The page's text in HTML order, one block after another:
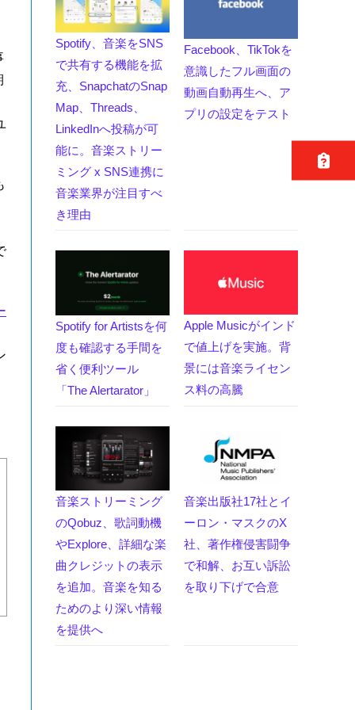
Spotify、音楽をSNS
で共有する機能を拡
充、SnapchatのSnap
Map、Threads、
LinkedInへ投稿が可
能に。音楽ストリー
ミング x SNS連携に
音楽業界が注目すべ
き理由
Facebook、TikTokを
意識したフル画面の
動画自動再生へ、ア
プリの設定をテスト
Spotify for Artistsを何
度も確認する手間を
省く便利ツール
「The Alertarator」
Apple Musicがインド
で値上げを実施。背
景には音楽ライセン
ス料の高騰
音楽ストリーミング
のQobuz、歌詞動機
やExplore、詳細な楽
曲クレジットの表示
を追加。音楽を知る
ためのより深い情報
を提供へ
音楽出版社17社とイ
ーロン・マスクのX
社、著作権侵害闘争
で和解、お互い訴訟
を取り下げで合意